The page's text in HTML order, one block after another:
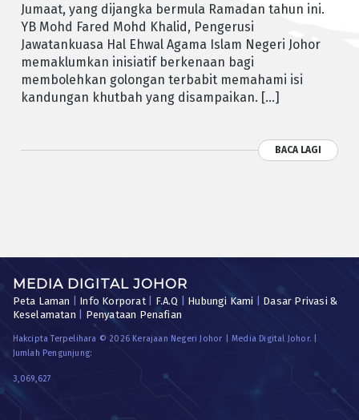
Jumaat, yang dijangka bermula Ramadan tahun ini.
YB Mohd Fared Mohd Khalid, Pengerusi
Jawatankuasa Hal Ehwal Agama Islam Negeri Johor
memaklumkan inisiatif berkenaan bagi
membolehkan golongan terbabit memahami isi
kandungan khutbah yang disampaikan. […]
BACA LAGI
MEDIA DIGITAL JOHOR
Peta Laman Info Korporat| F.A.Q Hubungi Kami
Dasar Privasi &
Keselamatan
Penyataan Penafian
Hakcipta Terpelihara © 2026 Kerajaan Negeri Johor | Media Digital Johor. |
Jumlah Pengunjung:
3,069,627